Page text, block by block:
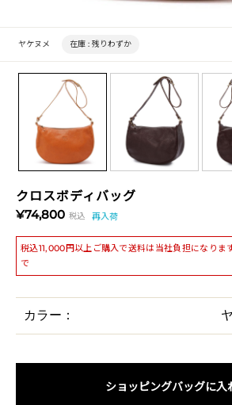
クロスボディバッグ
¥74,800 税込 再入荷
税込11,000円以上ご購入で送料は当社負担になりま
で
ヤケヌメ 在庫 : 残りわずか
カラー：
ショッピングバッグに入